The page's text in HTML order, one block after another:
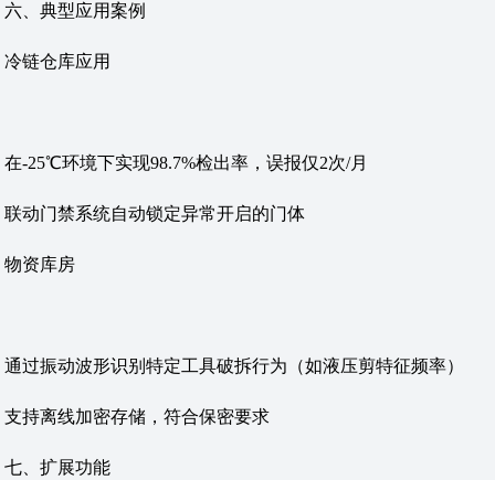
‌六、典型应用案例‌
‌冷链仓库应用‌
在-25℃环境下实现98.7%检出率，误报仅2次/月
联动门禁系统自动锁定异常开启的门体
‌物资库房‌
通过振动波形识别特定工具破拆行为（如液压剪特征频率）
支持离线加密存储，符合保密要求
‌七、扩展功能‌